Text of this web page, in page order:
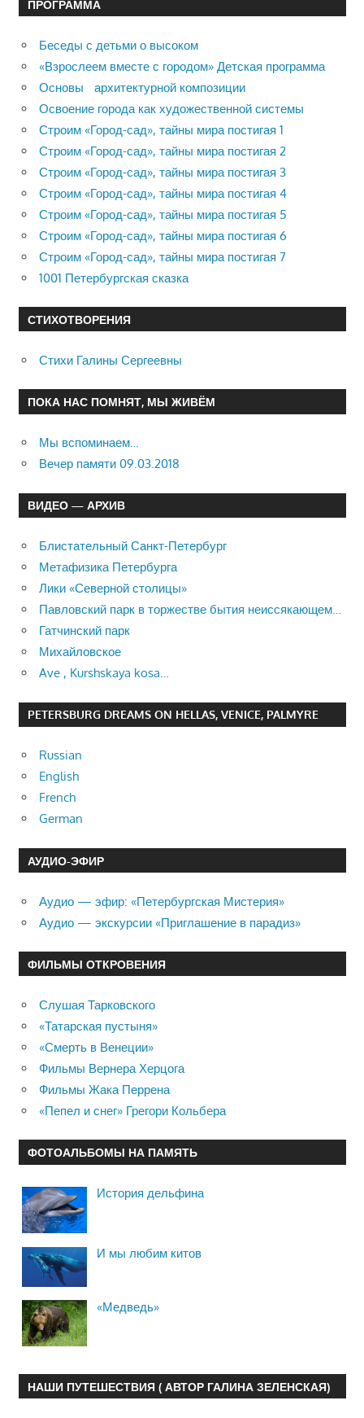
ПРОГРАММА
Беседы с детьми о высоком
«Взрослеем вместе с городом» Детская программа
Основы архитектурной композиции
Освоение города как художественной системы
Строим «Город-сад», тайны мира постигая 1
Строим «Город-сад», тайны мира постигая 2
Строим «Город-сад», тайны мира постигая 3
Строим «Город-сад», тайны мира постигая 4
Строим «Город-сад», тайны мира постигая 5
Строим «Город-сад», тайны мира постигая 6
Строим «Город-сад», тайны мира постигая 7
1001 Петербургская сказка
СТИХОТВОРЕНИЯ
Стихи Галины Сергеевны
ПОКА НАС ПОМНЯТ, МЫ ЖИВЁМ
Мы вспоминаем…
Вечер памяти 09.03.2018
ВИДЕО — АРХИВ
Блистательный Санкт-Петербург
Метафизика Петербурга
Лики «Северной столицы»
Павловский парк в торжестве бытия неиссякающем…
Гатчинский парк
Михайловское
Ave , Kurshskaya kosa…
PETERSBURG DREAMS ON HELLAS, VENICE, PALMYRE
Russian
English
French
German
АУДИО-ЭФИР
Аудио — эфир: «Петербургская Мистерия»
Аудио — экскурсии «Приглашение в парадиз»
ФИЛЬМЫ ОТКРОВЕНИЯ
Слушая Тарковского
«Татарская пустыня»
«Смерть в Венеции»
Фильмы Вернера Херцога
Фильмы Жака Перрена
«Пепел и снег» Грегори Кольбера
ФОТОАЛЬБОМЫ НА ПАМЯТЬ
История дельфина
И мы любим китов
«Медведь»
НАШИ ПУТЕШЕСТВИЯ ( АВТОР ГАЛИНА ЗЕЛЕНСКАЯ)